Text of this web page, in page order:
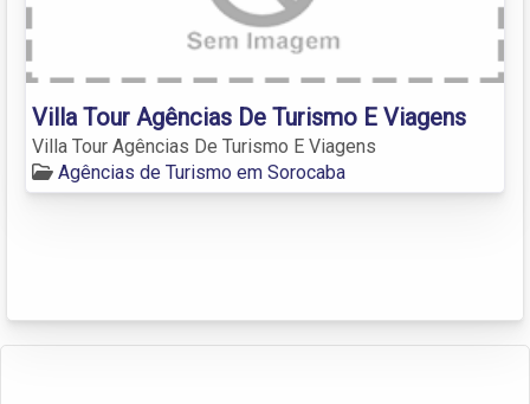
Villa Tour Agências De Turismo E Viagens
Villa Tour Agências De Turismo E Viagens
Agências de Turismo em Sorocaba